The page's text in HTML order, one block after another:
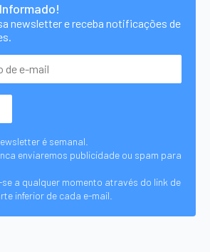
newsletter e receba notificações de
é semanal.
enviaremos publicidade ou spam para
a qualquer momento através do link de
inferior de cada e-mail.